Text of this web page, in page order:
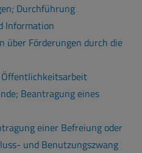
Durchführung
Information
über Förderungen durch die
Beantragung eines
einer Befreiung oder
und Benutzungszwang